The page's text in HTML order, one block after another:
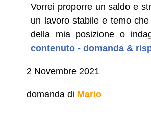
Vorrei proporre un saldo e
un lavoro stabile e temo
della mia posizione o
contenuto - domanda &
2 Novembre 2021
domanda di Mario